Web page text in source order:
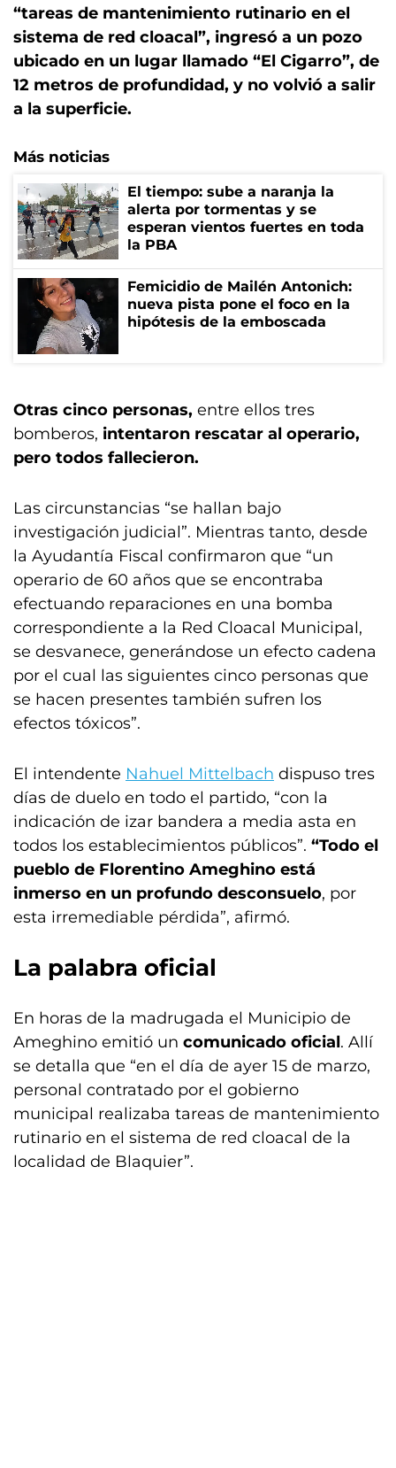
“tareas de mantenimiento rutinario en el
sistema de red cloacal”, ingresó a un pozo
ubicado en un lugar llamado “El Cigarro”, de
12 metros de profundidad, y no volvió a salir
a la superficie.
Más noticias
El tiempo: sube a naranja la
alerta por tormentas y se
esperan vientos fuertes en toda
la PBA
Femicidio de Mailén Antonich:
nueva pista pone el foco en la
hipótesis de la emboscada
Otras cinco personas, entre ellos tres
bomberos, intentaron rescatar al operario,
pero todos fallecieron.
Las circunstancias “se hallan bajo
investigación judicial”. Mientras tanto, desde
la Ayudantía Fiscal confirmaron que “un
operario de 60 años que se encontraba
efectuando reparaciones en una bomba
correspondiente a la Red Cloacal Municipal,
se desvanece, generándose un efecto cadena
por el cual las siguientes cinco personas que
se hacen presentes también sufren los
efectos tóxicos”.
El intendente Nahuel Mittelbach dispuso tres
días de duelo en todo el partido, “con la
indicación de izar bandera a media asta en
todos los establecimientos públicos”. “Todo el
pueblo de Florentino Ameghino está
inmerso en un profundo desconsuelo, por
esta irremediable pérdida”, afirmó.
La palabra oficial
En horas de la madrugada el Municipio de
Ameghino emitió un comunicado oficial. Allí
se detalla que “en el día de ayer 15 de marzo,
personal contratado por el gobierno
municipal realizaba tareas de mantenimiento
rutinario en el sistema de red cloacal de la
localidad de Blaquier”.